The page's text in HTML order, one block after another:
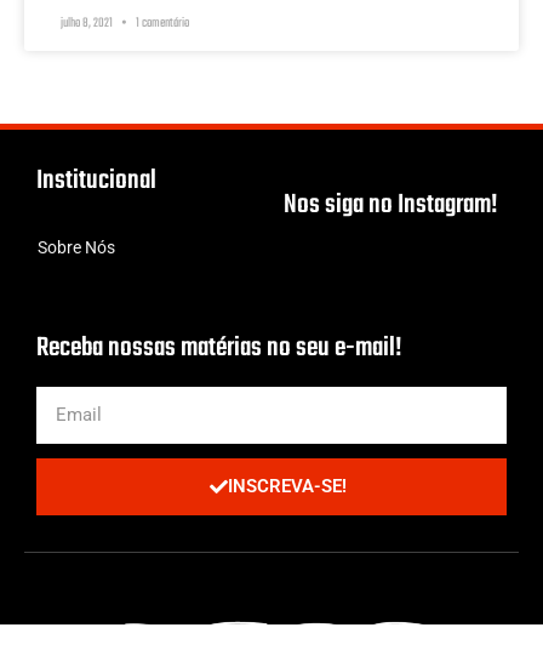
julho 8, 2021 1 comentário
Institucional
Sobre Nós
Nos siga no Instagram!
Receba nossas matérias no seu e-mail!
INSCREVA-SE!